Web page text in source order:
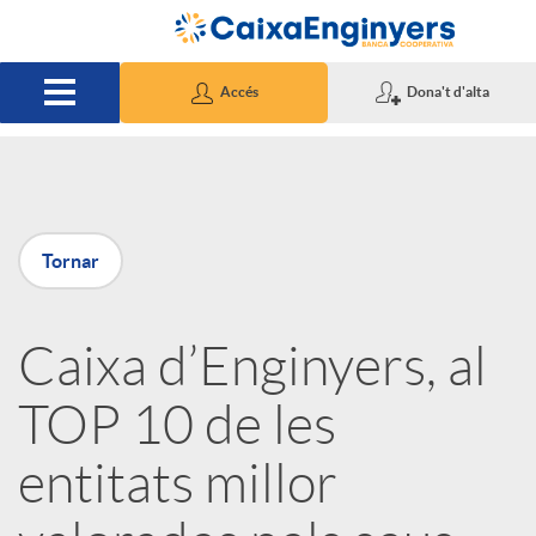
Salta al contingut principal
Accés Dona't d'alta
P
u
b
Tornar
Caixa d’Enginyers, al
TOP 10 de les
entitats millor